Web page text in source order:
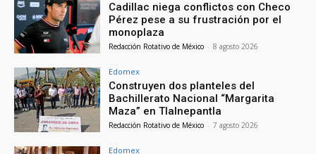
Cadillac niega conflictos con Checo
Pérez pese a su frustración por el
monoplaza
Redacción Rotativo de México - 8 agosto 2026
Edomex
Construyen dos planteles del
Bachillerato Nacional “Margarita
Maza” en Tlalnepantla
Redacción Rotativo de México - 7 agosto 2026
Edomex